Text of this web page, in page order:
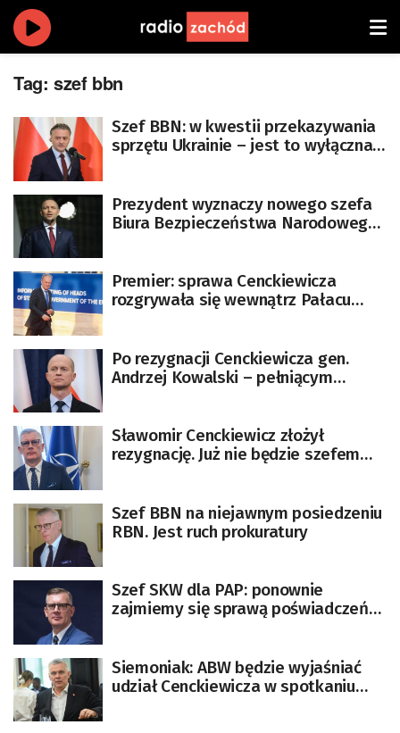
Tag: szef bbn
Szef BBN: w kwestii przekazywania
sprzętu Ukrainie – jest to wyłączna
Prezydent wyznaczy nowego szefa
Biura Bezpieczeństwa Narodowego.
Premier: sprawa Cenckiewicza
rozgrywała się wewnątrz Pałacu
Po rezygnacji Cenckiewicza gen.
Andrzej Kowalski – pełniącym
Sławomir Cenckiewicz złożył
rezygnację. Już nie będzie szefem
Szef BBN na niejawnym posiedzeniu
RBN. Jest ruch prokuratury
Szef SKW dla PAP: ponownie
zajmiemy się sprawą poświadczeń
Siemoniak: ABW będzie wyjaśniać
udział Cenckiewicza w spotkaniu